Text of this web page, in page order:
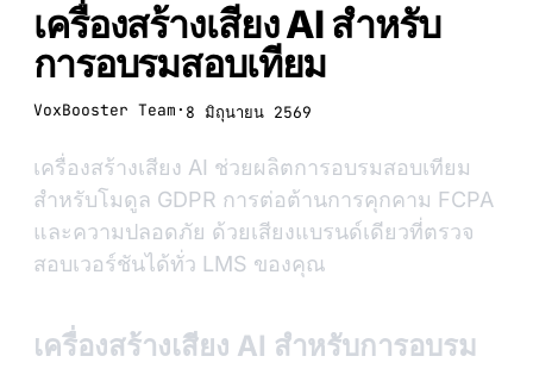
เครื่องสร้างเสียง AI สำหรับ
การอบรมสอบเทียม
VoxBooster Team · 8 มิถุนายน 2569
เครื่องสร้างเสียง AI ช่วยผลิตการอบรมสอบเทียม
สำหรับโมดูล GDPR การต่อต้านการคุกคาม FCPA
และความปลอดภัย ด้วยเสียงแบรนด์เดียวที่ตรวจ
สอบเวอร์ชันได้ทั่ว LMS ของคุณ
เครื่องสร้างเสียง AI สำหรับการอบรม